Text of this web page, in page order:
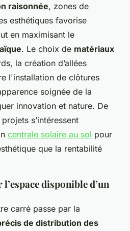
raisonnée, zones de
esthétiques favorise
en maximisant le
. Le choix de matériaux
la création d’allées
l'installation de clôtures
soignée de la
innovation et nature. De
s’intéressent
centrale solaire au sol pour
que la rentabilité
disponible d’un
carré passe par la
de distribution des